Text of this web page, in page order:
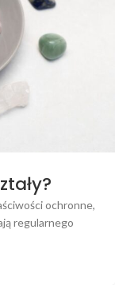
ochronne,
regularnego